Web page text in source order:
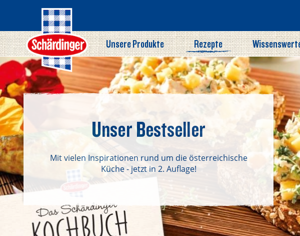
Unsere Produkte Rezepte
Unser Bestseller
Mit vielen Inspirationen rund um die österreichische
Küche - jetzt in 2. Auflage!